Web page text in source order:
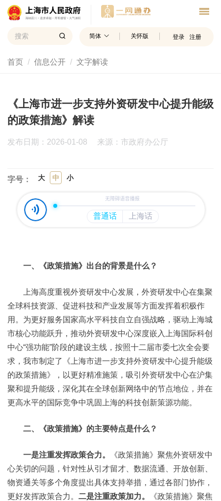
简体 关怀版 登录 注册
首页 信息公开 文字解读
《上海市进一步支持外资研发中心提升能级
的政策措施》解读
发布日期：2026-01-08 来源：市政府办公厅
字号： 大 中 小
一、《政策措施》出台的背景是什么？
上海高度重视外资研发中心发展，外资研发中心在集聚
全球科技资源、促进科技和产业发展等方面发挥着积极作
用。为更好服务国家高水平科技自立自强战略，驱动上海城
市核心功能跃升，推动外资研发中心深度嵌入上海国际科创
中心“强功能”阶段的建设主线，按照十二届市委七次全会要
求，我市制定了《上海市进一步支持外资研发中心提升能级
的政策措施》，以更好精准施策，吸引外资研发中心在沪集
聚和提升能级，深化其在全球创新网络中的节点地位，并在
更高水平的国际竞争中巩固上海的科技创新策源功能。
二、《政策措施》的主要特点是什么？
一是注重发挥政策合力。
《政策措施》聚焦外资研发中
心关切的问题，针对性从引才留才、数据流通、开放创新、
物资通关等多个角度提出具体支持举措，通过各部门协作，
更好发挥政策合力。 二是注重政策加力。
《政策措施》聚焦